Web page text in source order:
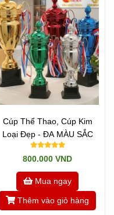
Cúp Thể Thao, Cúp Kim
Loại Đẹp - ĐA MÀU SẮC
800.000 VND
Mua ngay
Thêm vào giỏ hàng